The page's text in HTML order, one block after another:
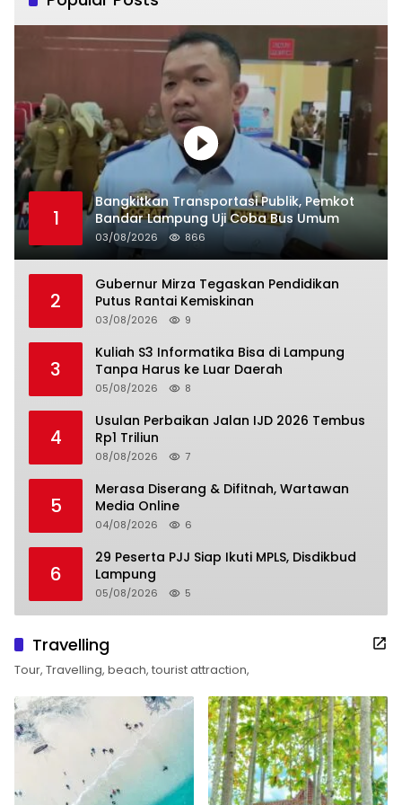
1
Bangkitkan Transportasi Publik, Pemkot
Bandar Lampung Uji Coba Bus Umum
03/08/2026 866
2
Gubernur Mirza Tegaskan Pendidikan
Putus Rantai Kemiskinan
03/08/2026 9
3
Kuliah S3 Informatika Bisa di Lampung
Tanpa Harus ke Luar Daerah
05/08/2026 8
4
Usulan Perbaikan Jalan IJD 2026 Tembus
Rp1 Triliun
08/08/2026 7
5
Merasa Diserang & Difitnah, Wartawan
Media Online
04/08/2026 6
6
29 Peserta PJJ Siap Ikuti MPLS, Disdikbud
Lampung
05/08/2026 5
Travelling
Tour, Travelling, beach, tourist attraction,